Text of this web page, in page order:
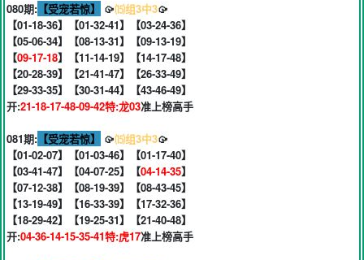
080期: 【受宠若惊】 🥠⒂组3中3🥠
【01-18-36】【01-32-41】【03-24-36】
【05-06-34】【08-13-31】【09-13-19】
【09-17-18】【11-14-19】【14-17-48】
【20-28-39】【21-41-47】【26-33-49】
【29-33-35】【30-31-44】【43-46-49】
开:21-18-17-48-09-42特:龙03准上榜高手
081期: 【受宠若惊】 🥠⒂组3中3🥠
【01-02-07】【01-03-46】【01-17-40】
【03-41-47】【04-07-25】【04-14-35】
【07-12-38】【08-19-39】【08-43-45】
【13-19-49】【16-33-39】【17-32-36】
【18-29-42】【19-25-31】【21-40-48】
开:04-36-14-15-35-41特:虎17准上榜高手